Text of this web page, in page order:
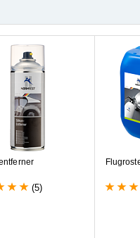
ntferner
(5)
Fl ugrost